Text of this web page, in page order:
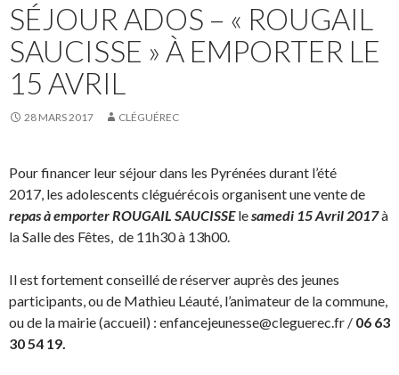
SÉJOUR ADOS – « ROUGAIL
SAUCISSE » À EMPORTER LE
15 AVRIL
28 MARS 2017 CLÉGUÉREC
Pour financer leur séjour dans les Pyrénées durant l’été
2017, les adolescents cléguérécois organisent une vente de
repas à emporter ROUGAIL SAUCISSElesamedi 15 Avril 2017à
la Salle des Fêtes, de 11h30 à 13h00.
Il est fortement conseillé de réserver auprès des jeunes
participants, ou de Mathieu Léauté, l’animateur de la commune,
ou de la mairie (accueil) : enfancejeunesse@cleguerec.fr / 06 63
30 54 19.